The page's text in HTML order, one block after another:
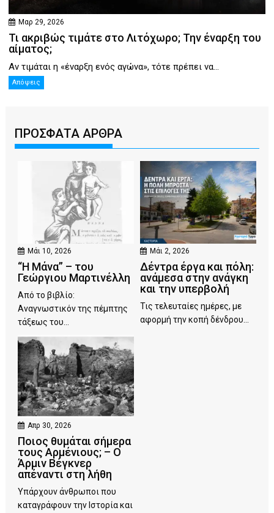
Μαρ 29, 2026
Τι ακριβώς τιμάτε στο Λιτόχωρο; Την έναρξη του
αίματος;
Αν τιμάται η «έναρξη ενός αγώνα», τότε πρέπει να...
Απόψεις
ΠΡΟΣΦΑΤΑ ΑΡΘΡΑ
Μάι 10, 2026
“Η Μάνα” – του
Γεώργιου Μαρτινέλλη
Από το βιβλίο:
Αναγνωστικόν της πέμπτης
τάξεως του...
Μάι 2, 2026
Δέντρα έργα και πόλη:
ανάμεσα στην ανάγκη
και την υπερβολή
Τις τελευταίες ημέρες, με
αφορμή την κοπή δένδρου...
Απρ 30, 2026
Ποιος θυμάται σήμερα
τους Αρμένιους; – Ο
Άρμιν Βέγκνερ
απέναντι στη λήθη
Υπάρχουν άνθρωποι που
καταγράφουν την Ιστορία και